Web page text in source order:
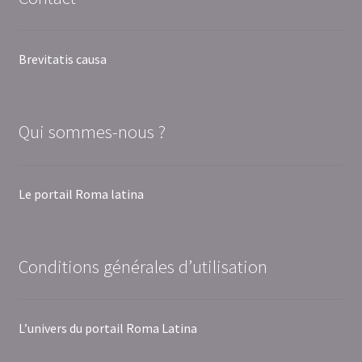
Brevitatis causa
Qui sommes-nous ?
Le portail Roma latina
Conditions générales d’utilisation
L’univers du portail Roma Latina